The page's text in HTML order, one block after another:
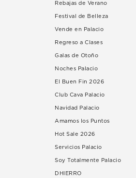
Rebajas de Verano
Festival de Belleza
Vende en Palacio
Regreso a Clases
Galas de Otoño
Noches Palacio
El Buen Fin 2026
Club Cava Palacio
Navidad Palacio
Amamos los Puntos
Hot Sale 2026
Servicios Palacio
Soy Totalmente Palacio
DHIERRO